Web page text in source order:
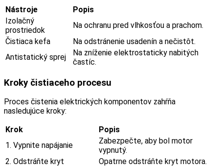
Nástroje
Popis
Izolačný
prostriedok
Na ochranu pred vlhkosťou a prachom.
Čistiaca kefa
Na odstránenie usadenín a nečistôt.
Antistatický sprej
Na zníženie elektrostaticky nabitých
častíc.
Kroky čistiaceho procesu
Proces čistenia elektrických komponentov zahŕňa
nasledujúce kroky:
Krok
Popis
1. Vypnite napájanie
Zabezpečte, aby bol motor
vypnutý.
2. Odstráňte kryt
Opatrne odstráňte kryt motora.